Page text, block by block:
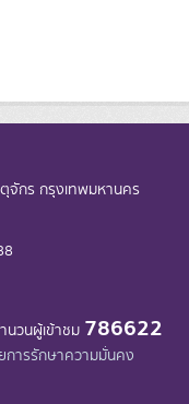
จักร กรุงเทพมหานคร
นวนผู้เข้าชม 786622
การรักษาความมั่นคง